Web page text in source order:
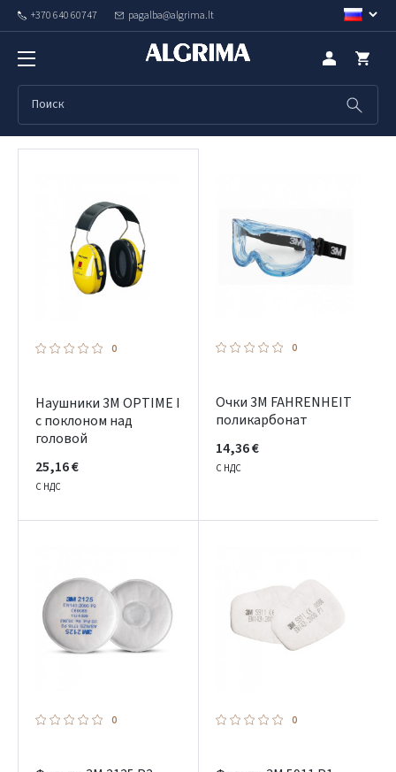
+370 640 60747 pagalba@algrima.lt
Производитель 3M товары
Показать фильтры
0
Наушники 3M OPTIME I
с поклоном над
головой
25,16 €
С НДС
0
Очки 3М FAHRENHEIT
поликарбонат
14,36 €
С НДС
0 0